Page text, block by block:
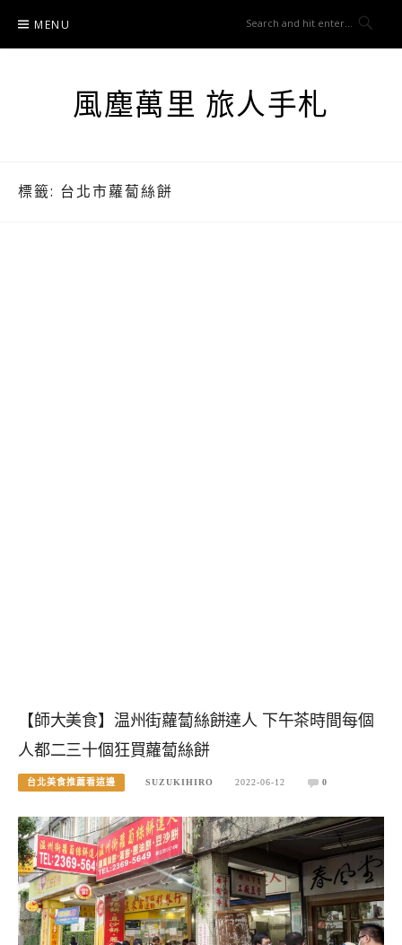
content
MENU
風塵萬里 旅人手札
標籤: 台北市蘿蔔絲餅
【師大美食】温州街蘿蔔絲餅達人 下午茶時間每個
人都二三十個狂買蘿蔔絲餅
台北美食推薦看這邊 SUZUKIHIRO 2022-06-12 0